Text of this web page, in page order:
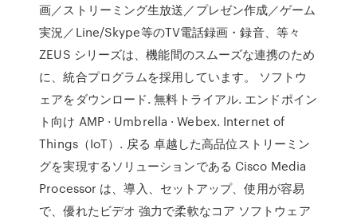
画／ストリーミング生放送／プレゼン作成／ゲーム
実況／Line/Skype等のTV電話録画・録音、等々
ZEUS シリーズは、機能間のスムーズな連携のため
に、統合プログラムを採用しています。 ソフトウ
ェアをダウンロード. 無料トライアル. エンドポイン
ト向け AMP · Umbrella · Webex. Internet of
Things（IoT）. 戻る 卓越した高品位ストリーミン
グを実現するソリューションである Cisco Media
Processor は、導入、セットアップ、使用が容易
で、優れたビデオ 強力で柔軟なコア ソフトウェア